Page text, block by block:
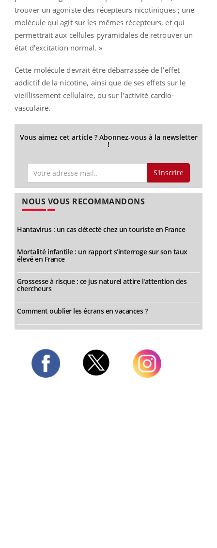
trouver un agoniste des récepteurs nicotiniques ; une
molécule qui agit sur les mêmes récepteurs, et qui
permettrait aux cellules pyramidales de retrouver un
état d’excitation normal. »
Cette molécule devrait être débarrassée de l’effet
addictif de la nicotine, ainsi que de ses effets sur le
vieillissement cellulaire, ou sur l’activité cardio-
vasculaire.
Vous aimez cet article ? Abonnez-vous à la newsletter
!
S'inscrire
NOUS VOUS RECOMMANDONS
Hantavirus : un cas détecté chez un touriste en France
Mortalité infantile : un rapport s’interroge sur son taux
élevé en France
Grossesse à risque : ce jus naturel attire l'attention des
chercheurs
Comment oublier les écrans en vacances ?